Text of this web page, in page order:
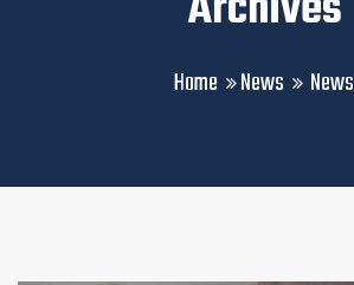
Home News News